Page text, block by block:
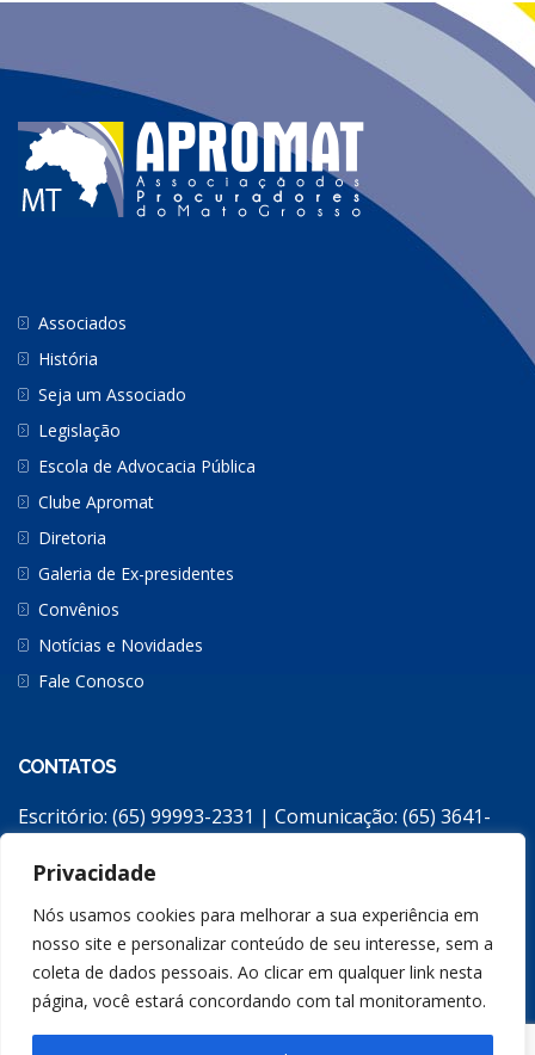
Privacidade
Nós usamos cookies para melhorar a sua experiência em
nosso site e personalizar conteúdo de seu interesse, sem a
coleta de dados pessoais. Ao clicar em qualquer link nesta
página, você estará concordando com tal monitoramento.
Associados
História
Seja um Associado
Legislação
Escola de Advocacia Pública
Clube Apromat
Diretoria
Galeria de Ex-presidentes
Convênios
Notícias e Novidades
Fale Conosco
CONTATOS
Escritório: (65) 99993-2331 | Comunicação: (65) 3641-
apromat2@gmail.com
Escritório: Avenida República do Líbano, 2258 / Jardim
Monte Líbano / Cuiabá/MT – CEP: 78048-196